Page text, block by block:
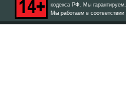
кодекса РФ. Мы
Мы работаем в соответствии